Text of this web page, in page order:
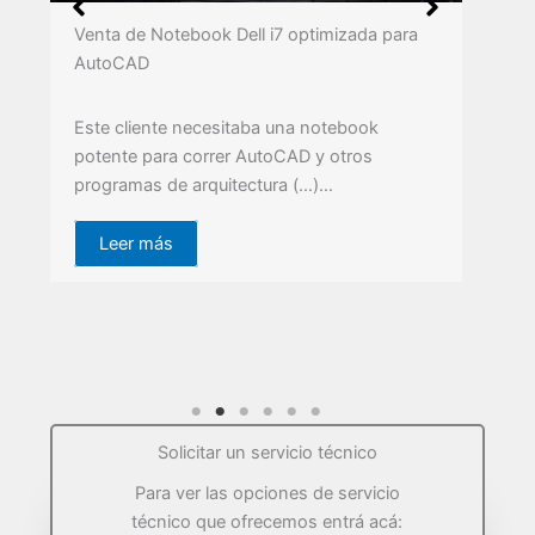
Venta de Notebook Dell i7 optimizada para
AutoCAD
Este cliente necesitaba una notebook
potente para correr AutoCAD y otros
programas de arquitectura (…)…
Leer más
Solicitar un servicio técnico
Para ver las opciones de servicio
técnico que ofrecemos entrá acá: